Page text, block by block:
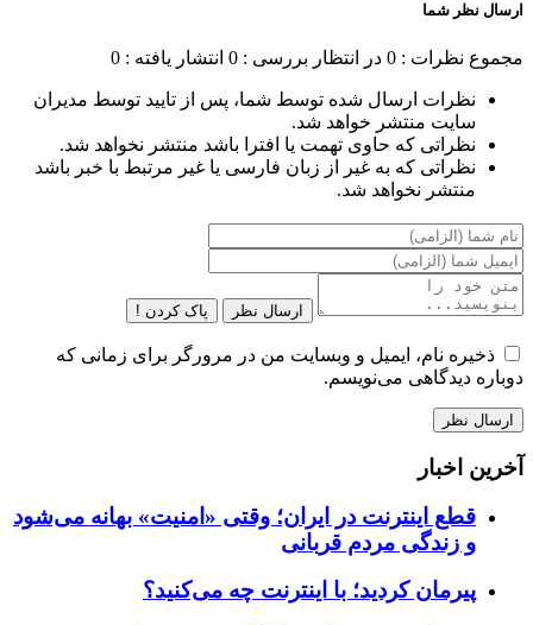
ارسال نظر شما
مجموع نظرات : 0 در انتظار بررسی : 0 انتشار یافته : 0
نظرات ارسال شده توسط شما، پس از تایید توسط مدیران
سایت منتشر خواهد شد.
نظراتی که حاوی تهمت یا افترا باشد منتشر نخواهد شد.
نظراتی که به غیر از زبان فارسی یا غیر مرتبط با خبر باشد
منتشر نخواهد شد.
ارسال نظر پاک کردن !
ذخیره نام، ایمیل و وبسایت من در مرورگر برای زمانی که
دوباره دیدگاهی می‌نویسم.
آخرین اخبار
قطع اینترنت در ایران؛ وقتی «امنیت» بهانه می‌شود
و زندگی مردم قربانی
پیرمان کردید؛ با اینترنت چه می‌کنید؟